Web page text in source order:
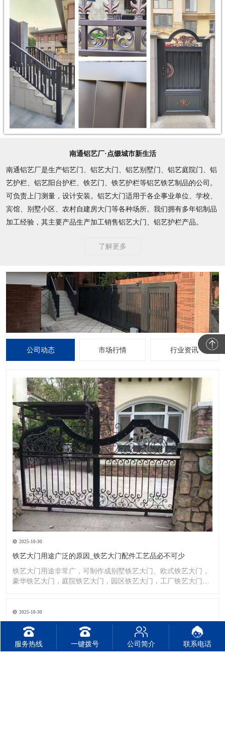
南通铝艺厂·点缀城市新生活
南通铝艺厂是生产铝艺门、铝艺大门、铝艺别墅门、铝艺庭院门、铝
艺护栏、铝艺阳台护栏、铁艺门、铁艺护栏等铝艺铁艺制品的公司。
可负责上门测量，设计安装。铝艺大门适用于各企事业单位、学校、
宾馆、别墅小区、农村自建房大门等各种场所。我们拥有多年铝制品
加工经验，其主要产品生产加工销售铝艺大门、铝艺护栏产品。
了解更多
公司动态 市场行情 行业资讯
2025-10-30
铁艺大门用途广泛的原因_铁艺大门配件工艺品必不可少
铁艺大门用途非常广，可制作成别墅铁艺大门、欧式铁艺大门，
豪华铁艺大门，庭院铁艺大门，园区铁艺大门，工厂铁艺大门大
2025-10-30
2025年别墅铝艺大门的广泛应用
别墅铝艺大门指的是使用铝材料制作而成的大门，别墅铝艺大门
厂家利用铝材的轻便高强度特性，同时采用了一系列专门工艺，
服务热线 一键拨号 公司简介 联系电话